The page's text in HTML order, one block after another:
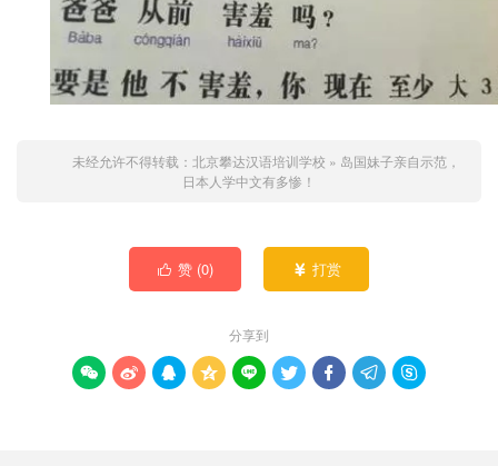
未经允许不得转载： 北京攀达汉语培训学校 » 岛国妹子亲自示范，
日本人学中文有多惨！
 赞 (0)  打赏
分享到
        